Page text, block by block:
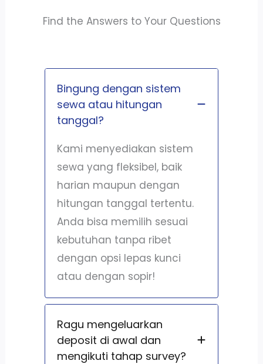
Find the Answers to Your Questions
Bingung dengan sistem
sewa atau hitungan
tanggal?
Kami menyediakan sistem
sewa yang fleksibel, baik
harian maupun dengan
hitungan tanggal tertentu.
Anda bisa memilih sesuai
kebutuhan tanpa ribet
dengan opsi lepas kunci
atau dengan sopir!
Ragu mengeluarkan
deposit di awal dan
mengikuti tahap survey?